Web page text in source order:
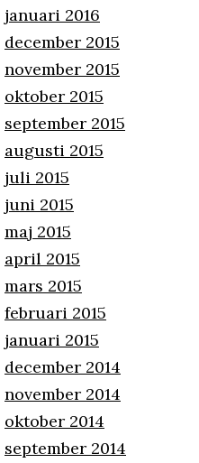
januari 2016
december 2015
november 2015
oktober 2015
september 2015
augusti 2015
juli 2015
juni 2015
maj 2015
april 2015
mars 2015
februari 2015
januari 2015
december 2014
november 2014
oktober 2014
september 2014